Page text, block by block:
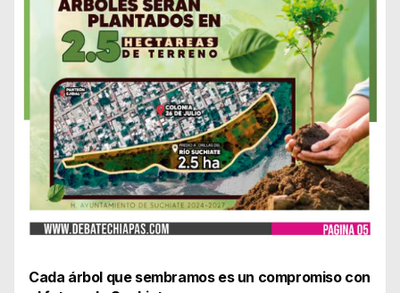
Cada árbol que sembramos es un compromiso con